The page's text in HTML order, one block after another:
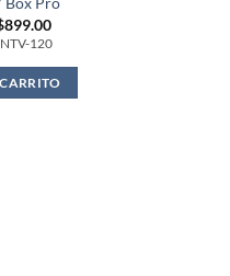
899.00Current
price
is:
$899.00.
120